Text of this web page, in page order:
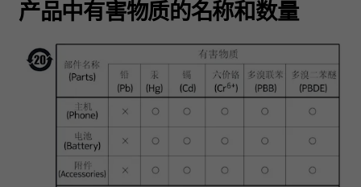
用
戶
产品中有害物质的名称和数量